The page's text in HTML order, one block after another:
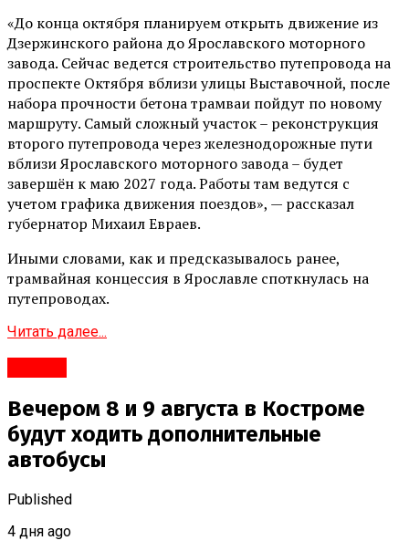
«До конца октября планируем открыть движение из
Дзержинского района до Ярославского моторного
завода. Сейчас ведется строительство путепровода на
проспекте Октября вблизи улицы Выставочной, после
набора прочности бетона трамваи пойдут по новому
маршруту. Самый сложный участок – реконструкция
второго путепровода через железнодорожные пути
вблизи Ярославского моторного завода – будет
завершён к маю 2027 года. Работы там ведутся с
учетом графика движения поездов», — рассказал
губернатор Михаил Евраев.
Иными словами, как и предсказывалось ранее,
трамвайная концессия в Ярославле споткнулась на
путепроводах.
Читать далее...
Вечером 8 и 9 августа в Костроме
будут ходить дополнительные
автобусы
Published
4 дня ago